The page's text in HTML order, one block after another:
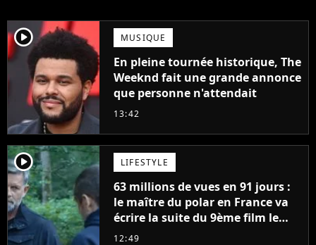
player2 MUSIQUE
En pleine tournée historique, The
Weeknd fait une grande annonce
que personne n'attendait
13:42
player2 LIFESTYLE
63 millions de vues en 91 jours :
le maître du polar en France va
écrire la suite du 9ème film le
plus regardé sur Netflix
12:49